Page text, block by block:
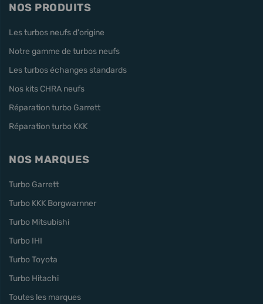
NOS PRODUITS
Les turbos neufs d'origine
Notre gamme de turbos neufs
Les turbos échanges standards
Nos kits CHRA neufs
Réparation turbo Garrett
Réparation turbo KKK
NOS MARQUES
Turbo Garrett
Turbo KKK Borgwarnner
Turbo Mitsubishi
Turbo IHI
Turbo Toyota
Turbo Hitachi
Toutes les marques